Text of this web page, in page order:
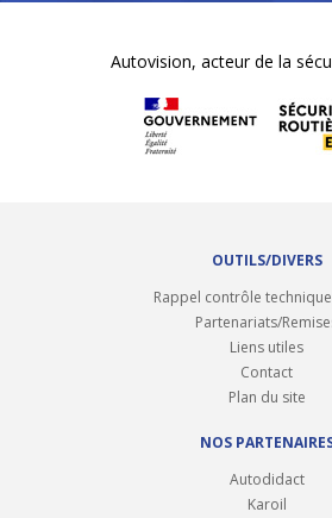
Autovision, acteur de la
OUTILS/DIVERS
Rappel contrôle
Partenariats/
Liens utiles
Contact
Plan du site
NOS
Autodidact
Karoil